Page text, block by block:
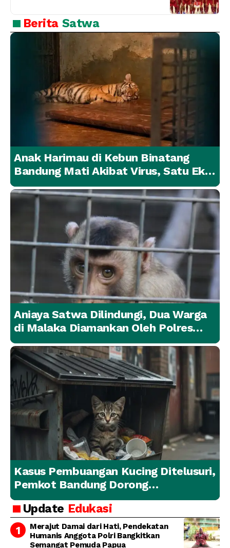
Berita Satwa
Anak Harimau di Kebun Binatang
Bandung Mati Akibat Virus, Satu Ekor
Lainnya Berangsur Membaik
Aniaya Satwa Dilindungi, Dua Warga
di Malaka Diamankan Oleh Polres
Malaka
Kasus Pembuangan Kucing Ditelusuri,
Pemkot Bandung Dorong
Penanganan Hewan yang
Bertanggung Jawab
Update Edukasi
Merajut Damai dari Hati, Pendekatan
Humanis Anggota Polri Bangkitkan
Semangat Pemuda Papua